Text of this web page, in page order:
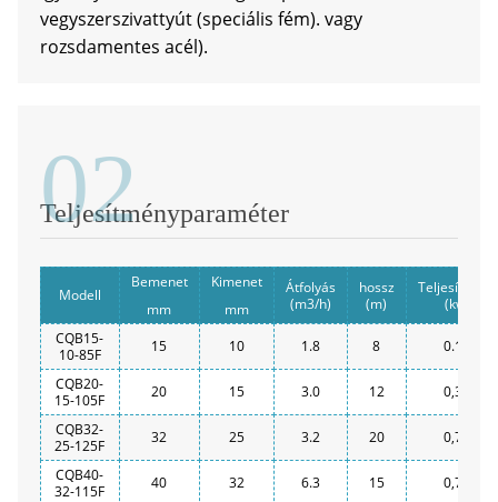
vegyszerszivattyút (speciális fém). vagy
rozsdamentes acél).
02
Teljesítményparaméter
Modell
Bemenet
mm
Kimenet
mm
Átfolyás
(m3/h)
hossz
(m)
Teljesítmény
(kw)
CQB15-
10-85F
15 10 1.8 8
0.12
CQB20-
15-105F
20 15 3.0 12
0,37
CQB32-
25-125F
32 25 3.2 20
0,75
CQB40-
32-115F
40 32 6.3 15
0,75